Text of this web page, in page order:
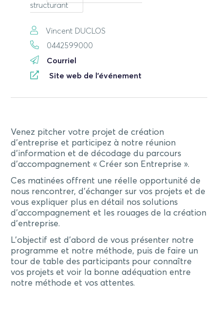
structurant
Vincent DUCLOS
0442599000
Courriel
Site web de l'événement
Venez pitcher votre projet de création
d’entreprise et participez à notre réunion
d’information et de décodage du parcours
d’accompagnement « Créer son Entreprise ».
Ces matinées offrent une réelle opportunité de
nous rencontrer, d’échanger sur vos projets et de
vous expliquer plus en détail nos solutions
d’accompagnement et les rouages de la création
d’entreprise.
L’objectif est d’abord de vous présenter notre
programme et notre méthode, puis de faire un
tour de table des participants pour connaître
vos projets et voir la bonne adéquation entre
notre méthode et vos attentes.